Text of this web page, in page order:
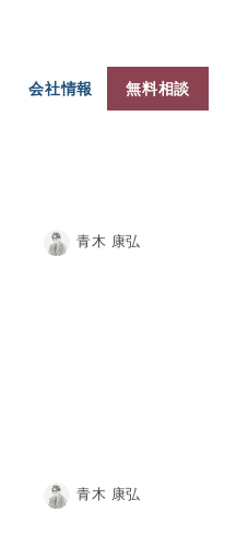
会社情報 無料相談
青木 康弘
青木 康弘